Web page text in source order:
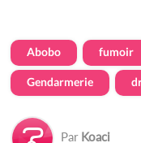
Abobo fumoir
Gendarmerie
Par Koaci